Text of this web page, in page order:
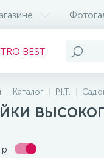
BEST
Каталог P.I.T.